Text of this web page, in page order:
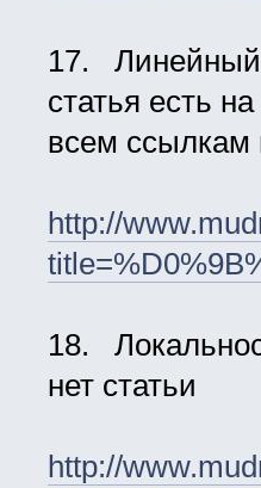
17. Линейный
статья есть
всем ссылкам
http://
18.
нет статьи
http://